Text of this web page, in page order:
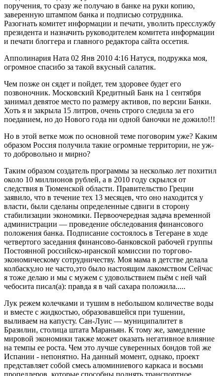
поручения, то сразу же получаю в банке на руки копию,
заверенную штампом банка и подписью сотрудника.
Разогнать комитет информации и печати, уволить пресслужбу
президента и назначить руководителем комитета информации
и печати блоггера и главного редактора сайта оссетия.
Апполинария Ната 02 Янв 2010 4:16 Натуся, подружка моя,
огромное спасибо за такой вкусный салатик.
Чем позже он сядет и пойдет, тем здоровее будет его
позвоночник. Московский Кредитный Банк на 1 сентября
занимал девятое место по размеру активов, по версии Банки.
Хоть я и закрыла 15 литров, очень строго следила за его
поеданием, но до Нового года ни одной баночки не дожило!!!
Но в этой ветке мож по основной теме поговорим уже? Каким
образом Россия получила такие огромные территории, не уж-
то добровольно и мирно?
Таким образом создатель программы за несколько лет похитил
около 10 миллионов рублей, а в 2010 году скрылся от
следствия в Тюменской области. Правительство Греции
заявило, что в течение тех 13 месяцев, что оно находится у
власти, были сделаны определенные сдвиги в сторону
стабилизации экономики. Первоочередная задача временной
администрации — проведение обследования финансового
положения банка. Подписание состоялось в Тегеране в ходе
четвертого заседания финансово-банковской рабочей группы
Постоянной российско-иранской комиссии по торгово-
экономическому сотрудничеству. Моя мама в детстве делала
колбаску,но не часто,это было настоящим лакомством Сейчас
я тоже делаю и мы с мужем с удовольствием пьём с ней чай
чебосита писал(а): правда я в чай сахара положила.....
Лук режем колечками и тушим в небольшом количестве воды
и вместе с жидкостью, образовавшейся при тушении,
выливаем на капусту. Сан-Луис — муниципалитет в
Бразилии, столица штата Мараньян. К тому же, замедление
мировой экономики также может оказать негативное влияние
на темпы ее роста. Чем это лучше суверенных бондов той же
Испании - непонятно. На данный момент, однако, проект
представляет собой смесь алюминиевого каркаса и восьми
пропеллеров, которые способны поднять транспортное